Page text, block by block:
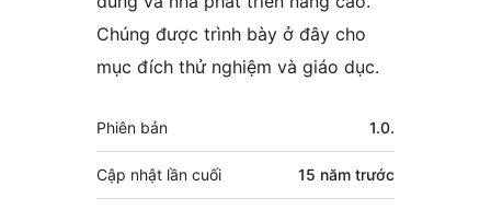
Chúng được trình bày ở đây cho
mục đích thử nghiệm và giáo dục.
Meta
Phiên bản 1.0.
Cập nhật lần cuối 15 năm trước